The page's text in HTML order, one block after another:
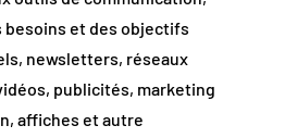
besoins et des objectifs
newsletters, réseaux
publicités, marketing
affiches et autre